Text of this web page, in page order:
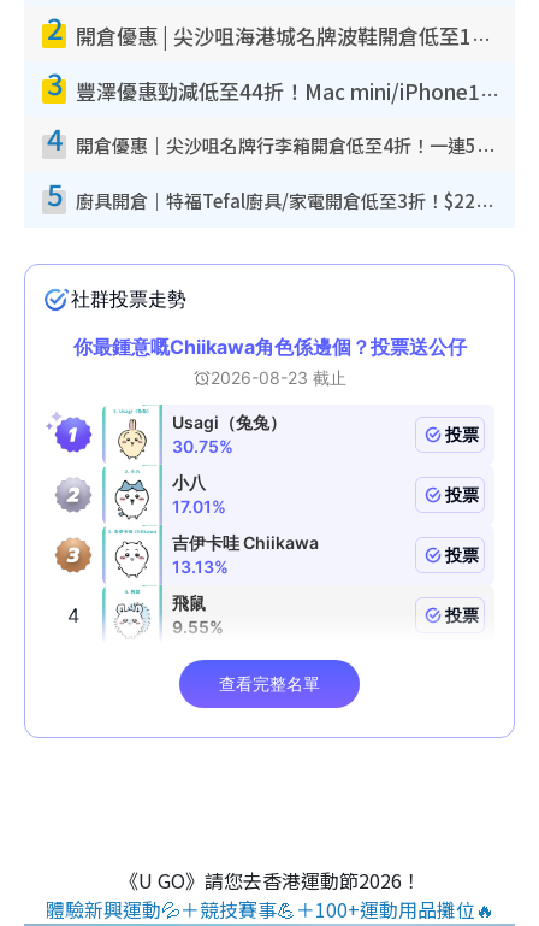
2 開倉優惠 | 尖沙咀海港城名牌波鞋開倉低至1折！On鞋$899起／Joy&Peace鞋履$98起
3 豐澤優惠勁減低至44折！Mac mini/iPhone17Pro大減價！廚房家電$220起
4 開倉優惠｜尖沙咀名牌行李箱開倉低至4折！一連5日 American Tourister/ace./Hallmark $200起！
5 廚具開倉｜特福Tefal廚具/家電開倉低至3折！$220起買平底鍋/炒鑊/湯煲！電飯煲/吸塵機/燙斗$418起
《U GO》請您去香港運動節2026！
體驗新興運動💦＋競技賽事💪＋100+運動用品攤位🔥